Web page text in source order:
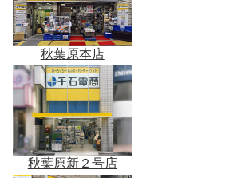
秋葉原本店
秋葉原新２号店